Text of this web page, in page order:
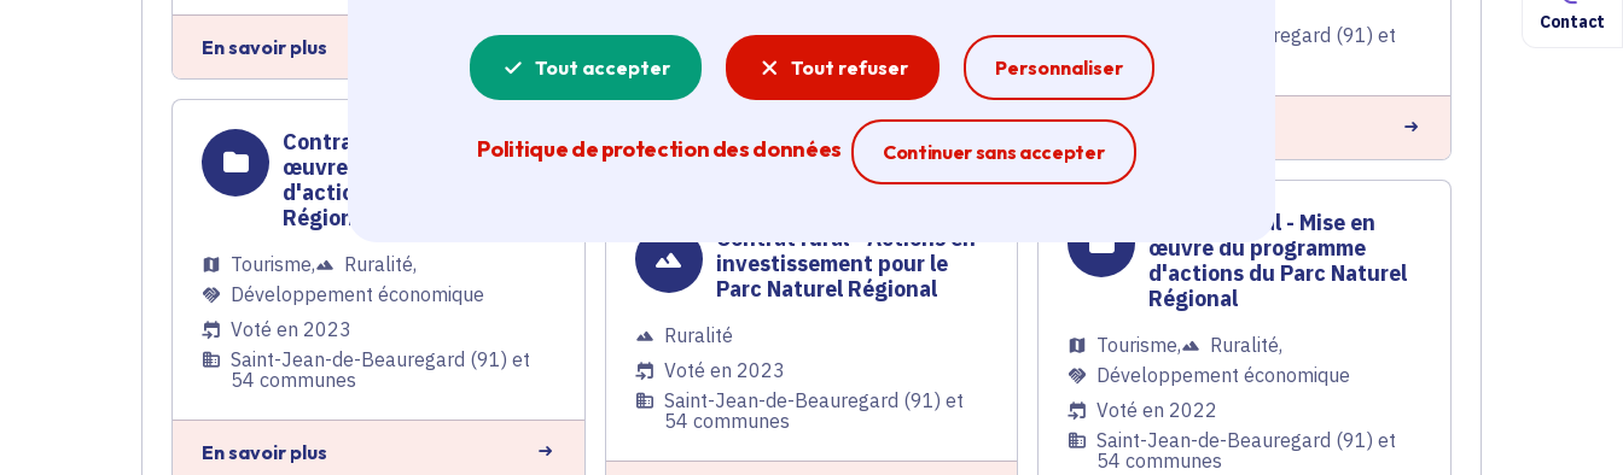
Tout accepter Tout refuser Personnaliser
Politique de protection des données Continuer sans accepter
Ferme la modale
Contact
En savoir plus
Saint-Jean-de-Beauregard (91) et
54 communes
En savoir plus
Saint-Jean-de-Beauregard (91) et
54 communes
En savoir plus
Contrat rural - Mise en
œuvre du programme
d'actions du Parc Naturel
Régional
Tourisme, Ruralité,
Développement économique
Voté en 2023
Saint-Jean-de-Beauregard (91) et
54 communes
En savoir plus
Contrat rural - Actions en
investissement pour le
Parc Naturel Régional
Ruralité
Voté en 2023
Saint-Jean-de-Beauregard (91) et
54 communes
Contrat rural - Mise en
œuvre du programme
d'actions du Parc Naturel
Régional
Tourisme, Ruralité,
Développement économique
Voté en 2022
Saint-Jean-de-Beauregard (91) et
54 communes